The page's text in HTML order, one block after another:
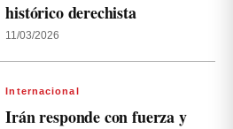
histórico derechista
11/03/2026
Internacional
Irán responde con fuerza y